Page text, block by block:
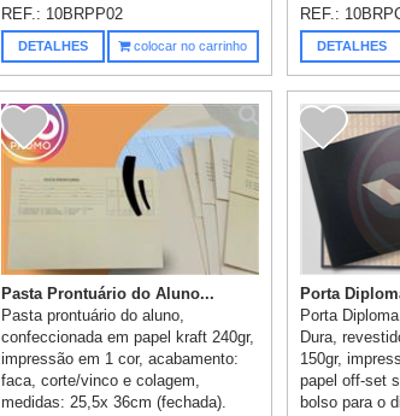
REF.: 10BRPP02
DETALHES colocar no carrinho
REF.:
DETALHES
Pasta Prontuário do Aluno...
Pasta prontuário do aluno,
confeccionada em papel kraft 240gr,
impressão em 1 cor, acabamento:
faca, corte/vinco e colagem,
medidas: 25,5x 36cm (fechada).
Porta
Porta
Dura,
150gr,
papel off-set
bolso para o